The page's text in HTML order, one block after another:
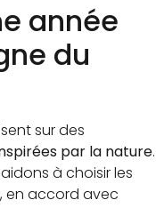
année
du
sur des
par la nature.
à choisir les
en accord avec